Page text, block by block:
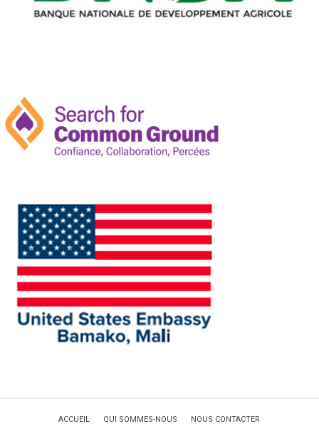
ACCUEIL QUI SOMMES-NOUS NOUS CONTACTER